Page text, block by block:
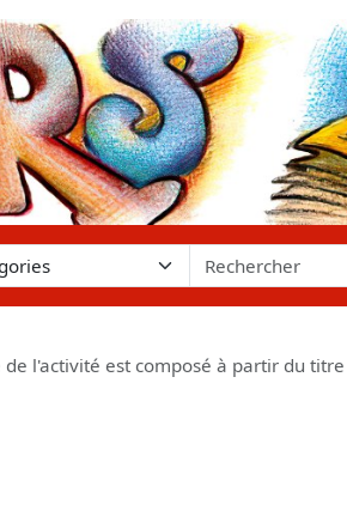
l'activité est composé à partir du